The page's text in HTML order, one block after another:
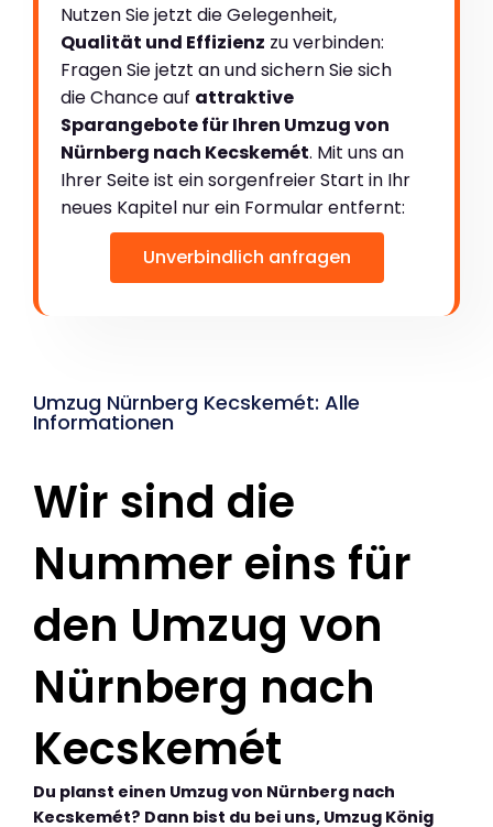
Nutzen Sie jetzt die Gelegenheit,
Qualität und Effizienz zu verbinden:
Fragen Sie jetzt an und sichern Sie sich
die Chance auf attraktive
Sparangebote für Ihren Umzug von
Nürnberg nach Kecskemét. Mit uns an
Ihrer Seite ist ein sorgenfreier Start in Ihr
neues Kapitel nur ein Formular entfernt:
Unverbindlich anfragen
Umzug Nürnberg Kecskemét: Alle
Informationen
Wir sind die
Nummer eins für
den Umzug von
Nürnberg nach
Kecskemét
Du planst einen Umzug von Nürnberg nach
Kecskemét? Dann bist du bei uns, Umzug König